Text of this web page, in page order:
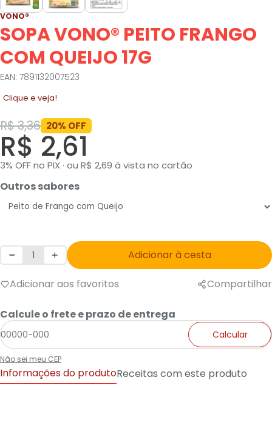
VONO®
SOPA VONO® PEITO FRANGO
COM QUEIJO 17G
EAN: 7891132007523
Clique e veja!
R$ 3,36 20% OFF
R$ 2,61
3% OFF no PIX · ou R$ 2,69 à vista no cartão
Outros sabores
Adicionar à cesta
Adicionar aos favoritos Compartilhar
Calcule o frete e prazo de entrega
Calcular
Não sei meu CEP
Informações do produtoReceitas com este produto